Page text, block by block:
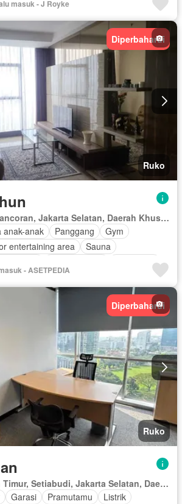
masuk - J Royke
Diperbaharui
Ruko
RW 02, Cikoko, Pancoran, Jakarta Selatan, Daerah Khusus Ibukota Jakarta
anak-anak Panggang
Gym
entertaining area
Sauna
Telephone
- ASETPEDIA
Diperbaharui
Ruko
RW 01, Kuningan Timur, Setiabudi, Jakarta Selatan, Daerah Khusus Ibukota Jakarta
Garasi Pramutamu
Listrik